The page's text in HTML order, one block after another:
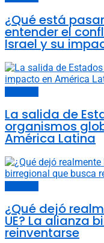
¿Qué está
entender el
Israel y su
La salida de
organismos
América Latina
¿Qué dejó
UE? La alianza
reinventarse